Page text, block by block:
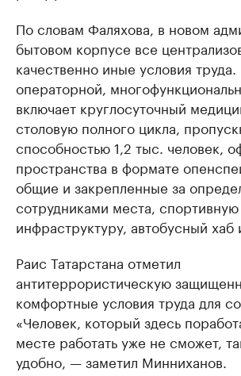
По словам Фаляхова, в новом
бытовом корпусе все
качественно иные условия
операторной,
включает круглосуточный
столовую полного цикла,
способностью 1,2 тыс. человек,
пространства в формате
общие и закрепленные за
сотрудниками места, спортивную
инфраструктуру, автобусный хаб
Раис Татарстана отметил
антитеррористическую
комфортные условия труда для
«Человек, который здесь
месте работать уже не сможет,
удобно, — заметил Минниханов.